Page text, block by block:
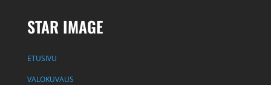
STAR IMAGE
ETUSIVU
VALOKUVAUS